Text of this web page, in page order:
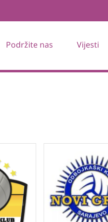
Podržite nas Vijesti